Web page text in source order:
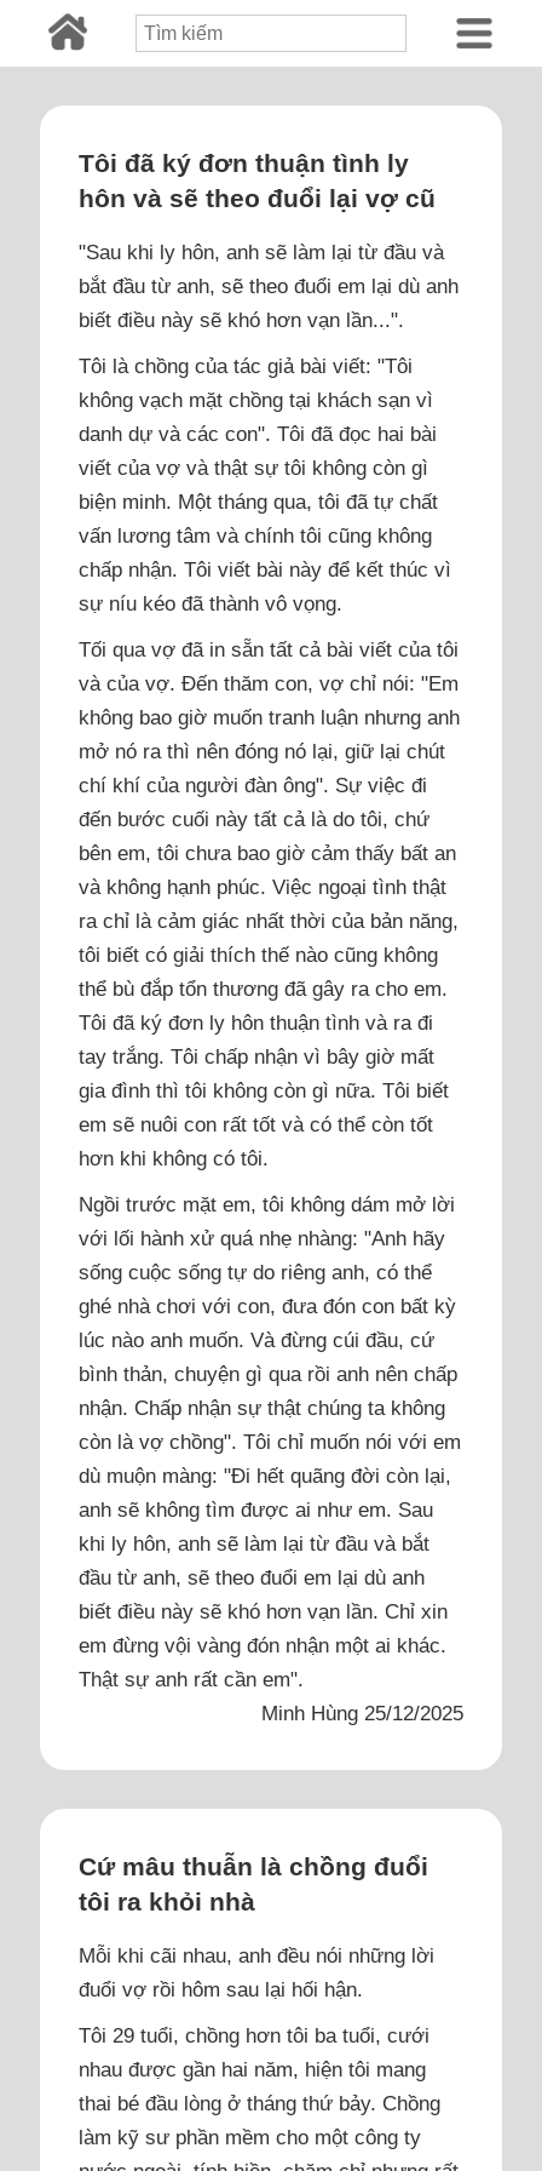
Tôi đã ký đơn thuận tình ly
hôn và sẽ theo đuổi lại vợ cũ
"Sau khi ly hôn, anh sẽ làm lại từ đầu và
bắt đầu từ anh, sẽ theo đuổi em lại dù anh
biết điều này sẽ khó hơn vạn lần...".
Tôi là chồng của tác giả bài viết: "Tôi
không vạch mặt chồng tại khách sạn vì
danh dự và các con". Tôi đã đọc hai bài
viết của vợ và thật sự tôi không còn gì
biện minh. Một tháng qua, tôi đã tự chất
vấn lương tâm và chính tôi cũng không
chấp nhận. Tôi viết bài này để kết thúc vì
sự níu kéo đã thành vô vọng.
Tối qua vợ đã in sẵn tất cả bài viết của tôi
và của vợ. Đến thăm con, vợ chỉ nói: "Em
không bao giờ muốn tranh luận nhưng anh
mở nó ra thì nên đóng nó lại, giữ lại chút
chí khí của người đàn ông". Sự việc đi
đến bước cuối này tất cả là do tôi, chứ
bên em, tôi chưa bao giờ cảm thấy bất an
và không hạnh phúc. Việc ngoại tình thật
ra chỉ là cảm giác nhất thời của bản năng,
tôi biết có giải thích thế nào cũng không
thể bù đắp tổn thương đã gây ra cho em.
Tôi đã ký đơn ly hôn thuận tình và ra đi
tay trắng. Tôi chấp nhận vì bây giờ mất
gia đình thì tôi không còn gì nữa. Tôi biết
em sẽ nuôi con rất tốt và có thể còn tốt
hơn khi không có tôi.
Ngồi trước mặt em, tôi không dám mở lời
với lối hành xử quá nhẹ nhàng: "Anh hãy
sống cuộc sống tự do riêng anh, có thể
ghé nhà chơi với con, đưa đón con bất kỳ
lúc nào anh muốn. Và đừng cúi đầu, cứ
bình thản, chuyện gì qua rồi anh nên chấp
nhận. Chấp nhận sự thật chúng ta không
còn là vợ chồng". Tôi chỉ muốn nói với em
dù muộn màng: "Đi hết quãng đời còn lại,
anh sẽ không tìm được ai như em. Sau
khi ly hôn, anh sẽ làm lại từ đầu và bắt
đầu từ anh, sẽ theo đuổi em lại dù anh
biết điều này sẽ khó hơn vạn lần. Chỉ xin
em đừng vội vàng đón nhận một ai khác.
Thật sự anh rất cần em".
Minh Hùng 25/12/2025
Cứ mâu thuẫn là chồng đuổi
tôi ra khỏi nhà
Mỗi khi cãi nhau, anh đều nói những lời
đuổi vợ rồi hôm sau lại hối hận.
Tôi 29 tuổi, chồng hơn tôi ba tuổi, cưới
nhau được gần hai năm, hiện tôi mang
thai bé đầu lòng ở tháng thứ bảy. Chồng
làm kỹ sư phần mềm cho một công ty